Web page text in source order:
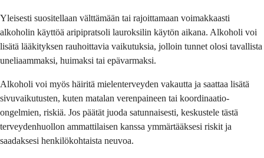
Yleisesti suositellaan välttämään tai rajoittamaan voimakkaasti
alkoholin käyttöä aripipratsoli lauroksilin käytön aikana. Alkoholi voi
lisätä lääkityksen rauhoittavia vaikutuksia, jolloin tunnet olosi tavallista
uneliaammaksi, huimaksi tai epävarmaksi.
Alkoholi voi myös häiritä mielenterveyden vakautta ja saattaa lisätä
sivuvaikutusten, kuten matalan verenpaineen tai koordinaatio-
ongelmien, riskiä. Jos päätät juoda satunnaisesti, keskustele tästä
terveydenhuollon ammattilaisen kanssa ymmärtääksesi riskit ja
saadaksesi henkilökohtaista neuvoa.